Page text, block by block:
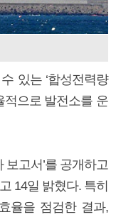
있는 ‘합성전력량
적으로 발전소를 운
보고서’를 공개하고
14일 밝혔다. 특히
율을 점검한 결과,